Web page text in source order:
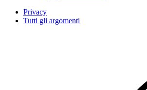
Privacy
Tutti gli argomenti